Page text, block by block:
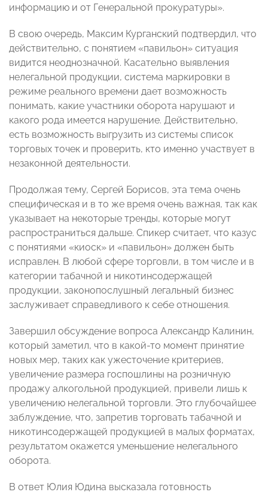
информацию и от Генеральной прокуратуры».
В свою очередь, Максим Курганский подтвердил, что
действительно, с понятием «павильон» ситуация
видится неоднозначной. Касательно выявления
нелегальной продукции, система маркировки в
режиме реального времени дает возможность
понимать, какие участники оборота нарушают и
какого рода имеется нарушение. Действительно,
есть возможность выгрузить из системы список
торговых точек и проверить, кто именно участвует в
незаконной деятельности.
Продолжая тему, Сергей Борисов, эта тема очень
специфическая и в то же время очень важная, так как
указывает на некоторые тренды, которые могут
распространиться дальше. Спикер считает, что казус
с понятиями «киоск» и «павильон» должен быть
исправлен. В любой сфере торговли, в том числе и в
категории табачной и никотинсодержащей
продукции, законопослушный легальный бизнес
заслуживает справедливого к себе отношения.
Завершил обсуждение вопроса Александр Калинин,
который заметил, что в какой-то момент принятие
новых мер, таких как ужесточение критериев,
увеличение размера госпошлины на розничную
продажу алкогольной продукцией, привели лишь к
увеличению нелегальной торговли. Это глубочайшее
заблуждение, что, запретив торговать табачной и
никотинсодержащей продукцией в малых форматах,
результатом окажется уменьшение нелегального
оборота.
В ответ Юлия Юдина высказала готовность